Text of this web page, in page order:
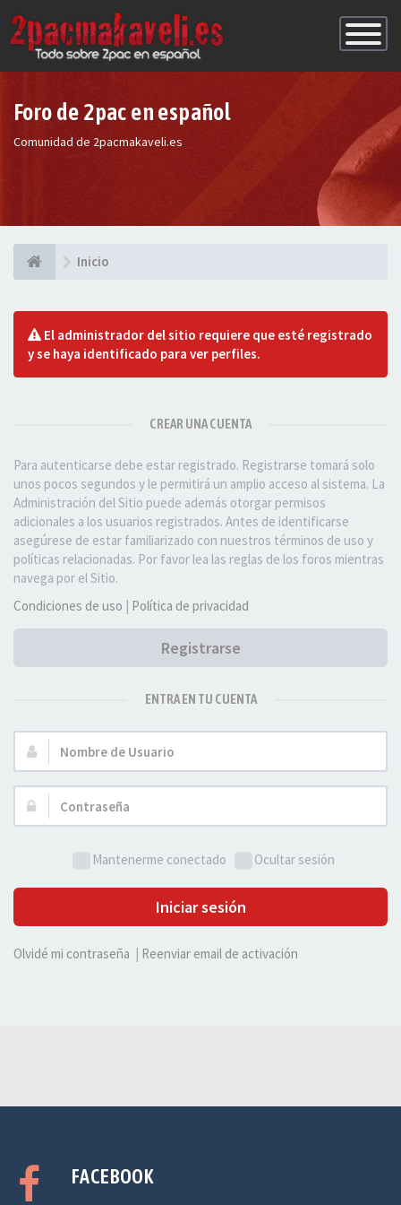
de
Foro de 2pac en español
Comunidad de 2pacmakaveli.es
Inicio
El administrador del sitio requiere que esté registrado
y se haya identificado para ver perfiles.
CREAR UNA CUENTA
Para autenticarse debe estar registrado. Registrarse tomará solo
unos pocos segundos y le permitirá un amplio acceso al sistema. La
Administración del Sitio puede además otorgar permisos
adicionales a los usuarios registrados. Antes de identificarse
asegúrese de estar familiarizado con nuestros términos de uso y
políticas relacionadas. Por favor lea las reglas de los foros mientras
navega por el Sitio.
Condiciones de uso | Política de privacidad
Registrarse
ENTRA EN TU CUENTA
Nombre
de
Usuario:
Contraseña:
Mantenerme conectado Ocultar sesión
Iniciar sesión
Olvidé mi contraseña Reenviar email de activación
FACEBOOK